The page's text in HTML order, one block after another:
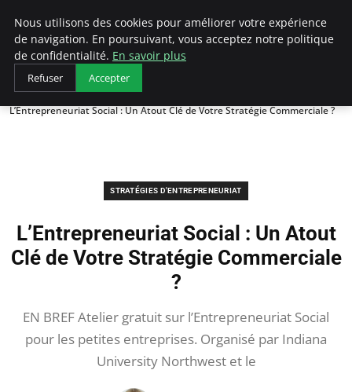
LECFCM
Accueil
Stratégies d'entrepreneuriat
L’Entrepreneuriat Social : Un Atout Clé de Votre Stratégie Commerciale ?
STRATÉGIES D'ENTREPRENEURIAT
L’Entrepreneuriat Social : Un Atout
Clé de Votre Stratégie Commerciale
?
EN BREF Atelier gratuit sur l’Entrepreneuriat Social
pour les petites entreprises. Organisé par Indiana
University Northwest et le
Nous utilisons des cookies pour améliorer votre expérience
de navigation. En poursuivant, vous acceptez notre politique
de confidentialité. En savoir plus
Refuser Accepter